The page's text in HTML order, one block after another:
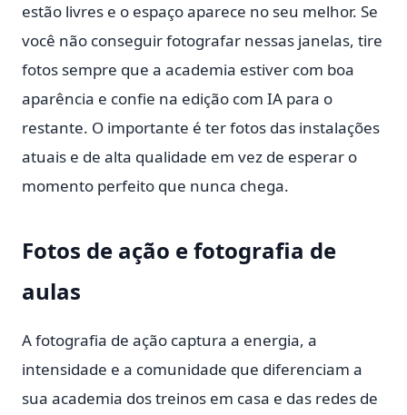
estão livres e o espaço aparece no seu melhor. Se
você não conseguir fotografar nessas janelas, tire
fotos sempre que a academia estiver com boa
aparência e confie na edição com IA para o
restante. O importante é ter fotos das instalações
atuais e de alta qualidade em vez de esperar o
momento perfeito que nunca chega.
Fotos de ação e fotografia de
aulas
A fotografia de ação captura a energia, a
intensidade e a comunidade que diferenciam a
sua academia dos treinos em casa e das redes de